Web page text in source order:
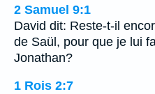
2 Samuel 9:1
David dit: Reste-t-il
de Saül, pour que je lui
Jonathan?
1 Rois 2:7